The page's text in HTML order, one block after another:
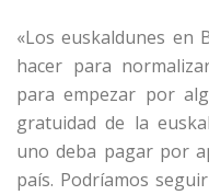
«Los euskaldunes en
hacer para
para empezar por
gratuidad de la
uno deba pagar por
país. Podríamos